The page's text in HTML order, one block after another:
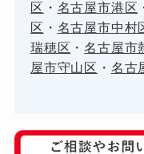
区 ・ 名古屋市港区
区 ・ 名古屋市中村
瑞穂区 ・名古屋市
屋市守山区 ・ 名古